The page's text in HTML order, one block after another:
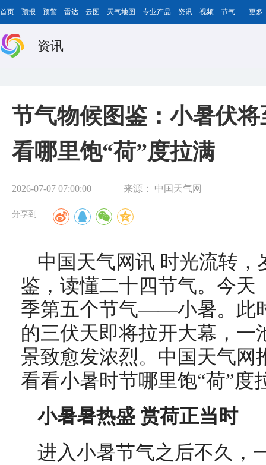
首页 预报 预警 雷达 云图 天气地图 专业产品 资讯 视频 节气 更多
资讯
节气物候图鉴：小暑伏
看哪里饱“荷”度拉满
2026-07-07 07:00:00 来源： 中国天气网
分享到
中国天气网讯 时光流转
鉴，读懂二十四节气。今天
季第五个节气——小暑。此
的三伏天即将拉开大幕，一
景致愈发浓烈。中国天气网
看看小暑时节哪里饱“荷”度
小暑暑热盛 赏荷正当时
进入小暑节气之后不久，